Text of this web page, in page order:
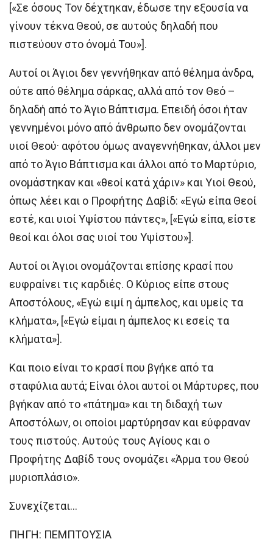
[«Σε όσους Τον δέχτηκαν, έδωσε την εξουσία να
γίνουν τέκνα Θεού, σε αυτούς δηλαδή που
πιστεύουν στο όνομά Του»].
Αυτοί οι Άγιοι δεν γεννήθηκαν από θέλημα άνδρα,
ούτε από θέλημα σάρκας, αλλά από τον Θεό –
δηλαδή από το Άγιο Βάπτισμα. Επειδή όσοι ήταν
γεννημένοι μόνο από άνθρωπο δεν ονομάζονται
υιοί Θεού· αφότου όμως αναγεννήθηκαν, άλλοι μεν
από το Άγιο Βάπτισμα και άλλοι από το Μαρτύριο,
ονομάστηκαν και «θεοί κατά χάριν» και Υιοί Θεού,
όπως λέει και ο Προφήτης Δαβίδ: «Εγώ είπα Θεοί
εστέ, και υιοί Υψίστου πάντες», [«Εγώ είπα, είστε
θεοί και όλοι σας υιοί του Υψίστου»].
Αυτοί οι Άγιοι ονομάζονται επίσης κρασί που
ευφραίνει τις καρδιές. Ο Κύριος είπε στους
Αποστόλους, «Εγώ ειμί η άμπελος, και υμείς τα
κλήματα», [«Εγώ είμαι η άμπελος κι εσείς τα
κλήματα»].
Και ποιο είναι το κρασί που βγήκε από τα
σταφύλια αυτά; Είναι όλοι αυτοί οι Μάρτυρες, που
βγήκαν από το «πάτημα» και τη διδαχή των
Αποστόλων, οι οποίοι μαρτύρησαν και εύφραναν
τους πιστούς. Αυτούς τους Αγίους και ο
Προφήτης Δαβίδ τους ονομάζει «Άρμα του Θεού
μυριοπλάσιο».
Συνεχίζεται…
ΠΗΓΗ: ΠΕΜΠΤΟΥΣΙΑ